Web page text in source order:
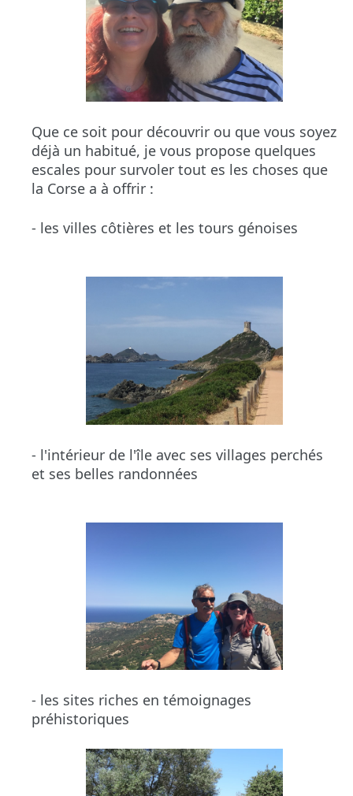
Que ce soit pour découvrir ou que vous soyez
déjà un habitué, je vous propose quelques
escales pour survoler tout es les choses que
la Corse a à offrir :
- les villes côtières et les tours génoises
- l'intérieur de l'île avec ses villages perchés
et ses belles randonnées
- les sites riches en témoignages
préhistoriques